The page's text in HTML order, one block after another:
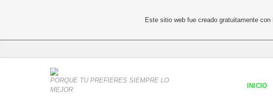
PORQUE TU PREFIERES SIEMPRE LO
MEJOR
INICIO
Este sitio web fue creado gratuitamente con